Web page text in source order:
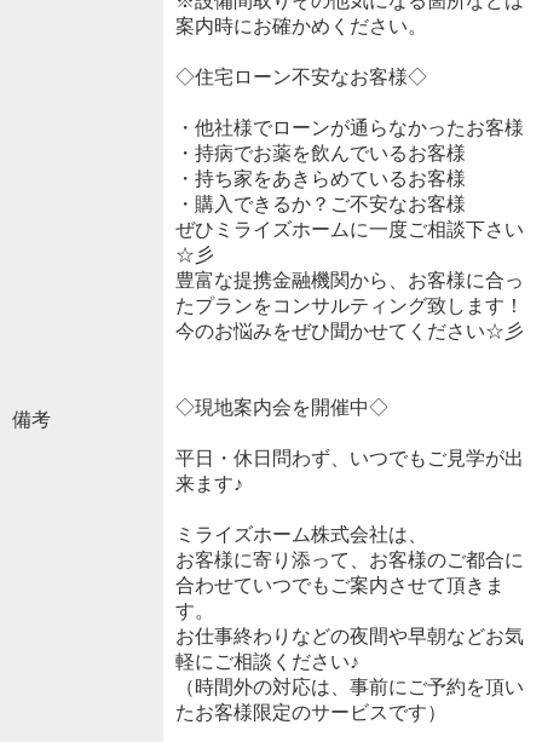
備考
案内時にお確かめください。
◇住宅ローン不安なお客様◇
・他社様でローンが通らなかったお客様
・持病でお薬を飲んでいるお客様
・持ち家をあきらめているお客様
・購入できるか？ご不安なお客様
ぜひミライズホームに一度ご相談下さい
☆彡
豊富な提携金融機関から、お客様に合っ
たプランをコンサルティング致します！
今のお悩みをぜひ聞かせてください☆彡
◇現地案内会を開催中◇
平日・休日問わず、いつでもご見学が出
来ます♪
ミライズホーム株式会社は、
お客様に寄り添って、お客様のご都合に
合わせていつでもご案内させて頂きま
す。
お仕事終わりなどの夜間や早朝などお気
軽にご相談ください♪
（時間外の対応は、事前にご予約を頂い
たお客様限定のサービスです）